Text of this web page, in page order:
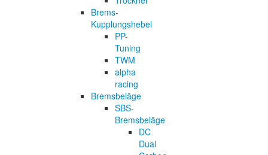
Brems-
Kupplungshebel
PP-
Tuning
TWM
alpha
racing
Bremsbeläge
SBS-
Bremsbeläge
DC
Dual